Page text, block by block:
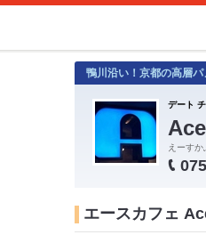
鴨川沿い！京都の高層パ
デート
えーす
エースカフェ